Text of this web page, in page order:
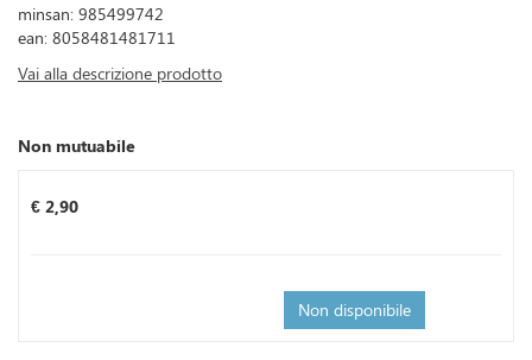
minsan: 985499742
ean: 8058481481711
Vai alla descrizione prodotto
Non mutuabile
Prezzo
€ 2,90
Non disponibile